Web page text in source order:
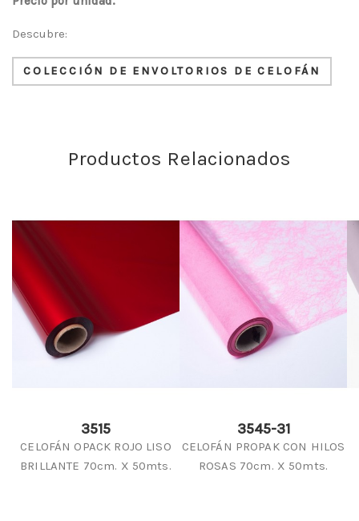
Descubre:
COLECCIÓN DE ENVOLTORIOS DE CELOFÁN
Productos Relacionados
3515
CELOFÁN OPACK ROJO LISO
BRILLANTE 70cm. X 50mts.
3545-31
CELOFÁN PROPAK CON HILOS
ROSAS 70cm. X 50mts.